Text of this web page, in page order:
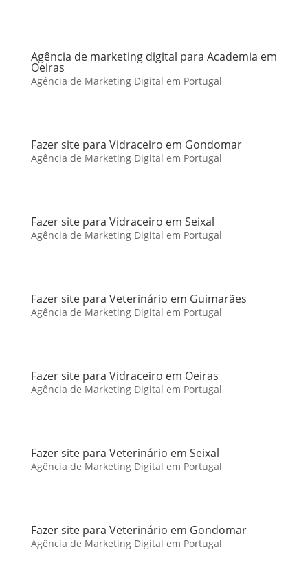
Agência de marketing digital para Academia em
Oeiras
Agência de Marketing Digital em Portugal
Fazer site para Vidraceiro em Gondomar
Agência de Marketing Digital em Portugal
Fazer site para Vidraceiro em Seixal
Agência de Marketing Digital em Portugal
Fazer site para Veterinário em Guimarães
Agência de Marketing Digital em Portugal
Fazer site para Vidraceiro em Oeiras
Agência de Marketing Digital em Portugal
Fazer site para Veterinário em Seixal
Agência de Marketing Digital em Portugal
Fazer site para Veterinário em Gondomar
Agência de Marketing Digital em Portugal